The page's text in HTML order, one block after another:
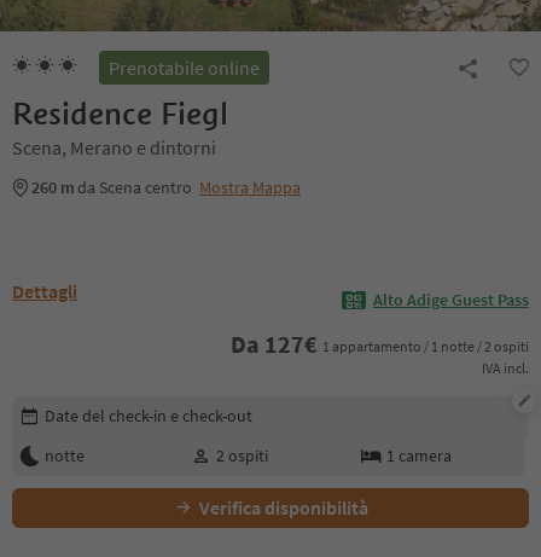
Prenotabile online
Residence Fiegl
Scena, Merano e dintorni
260 m da Scena centro Mostra Mappa
Dettagli Alto Adige Guest Pass
Da 127€ 1 appartamento / 1 notte / 2 ospiti
IVA incl.
Modifica i dettagli della prenotazione
Date del check-in e check-out
notte
2 ospiti 1 camera
Verifica disponibilità